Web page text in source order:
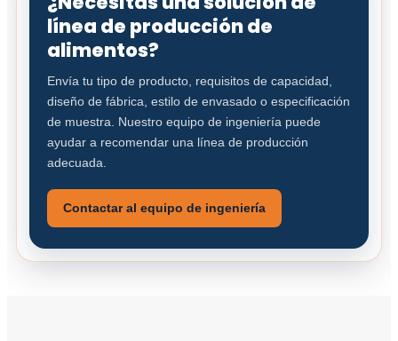
línea de producción de
alimentos?
Envía tu tipo de producto, requisitos de capacidad,
diseño de fábrica, estilo de envasado o especificación
de muestra. Nuestro equipo de ingeniería puede
ayudar a recomendar una línea de producción
adecuada.
Contactar al equipo de ingeniería